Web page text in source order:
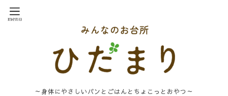
～身体にやさしいパンとごはんとちょこっとおやつ～